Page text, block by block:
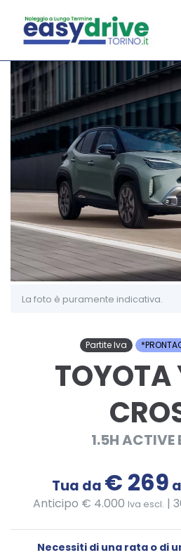
La foto è puramente indicativa.
Partite Iva
TOYOTA
1.5H
Tua da € 269
Anticipo € 4.000 Iva escl. |
Necessiti di una rata o di